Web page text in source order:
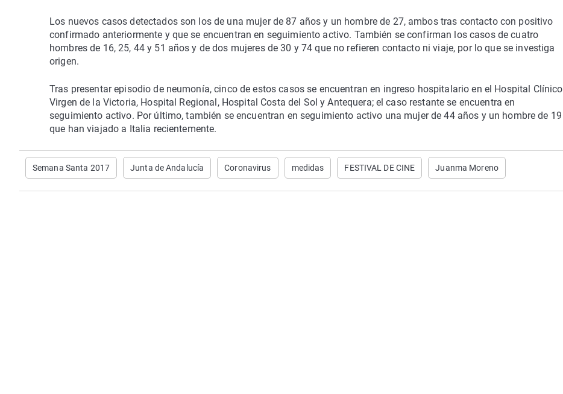
Los nuevos casos detectados son los de una mujer de 87 años y un hombre de 27, ambos tras contacto con positivo
confirmado anteriormente y que se encuentran en seguimiento activo. También se confirman los casos de cuatro
hombres de 16, 25, 44 y 51 años y de dos mujeres de 30 y 74 que no refieren contacto ni viaje, por lo que se investiga
origen.
Tras presentar episodio de neumonía, cinco de estos casos se encuentran en ingreso hospitalario en el Hospital Clínico
Virgen de la Victoria, Hospital Regional, Hospital Costa del Sol y Antequera; el caso restante se encuentra en
seguimiento activo. Por último, también se encuentran en seguimiento activo una mujer de 44 años y un hombre de 19
que han viajado a Italia recientemente.
Semana Santa 2017 Junta de Andalucía Coronavirus medidas FESTIVAL DE CINE Juanma Moreno